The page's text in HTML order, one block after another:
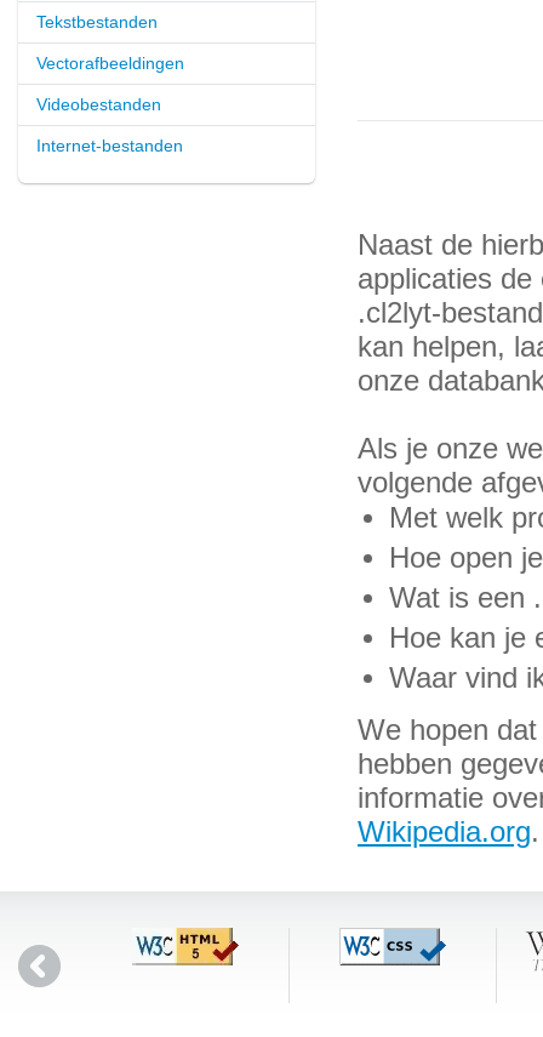
Tekstbestanden
Vectorafbeeldingen
Videobestanden
Internet-bestanden
Naast de
applicaties
.cl2lyt-
kan helpen,
onze
Als je onze
volgende
Met welk
Hoe open
Wat is een
Hoe kan je
Waar vind
We hopen
hebben
informatie
Wikipedia.org.